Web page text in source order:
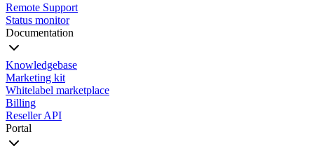
Remote Support
Status monitor
Documentation
Knowledgebase
Marketing kit
Whitelabel marketplace
Billing
Reseller API
Portal